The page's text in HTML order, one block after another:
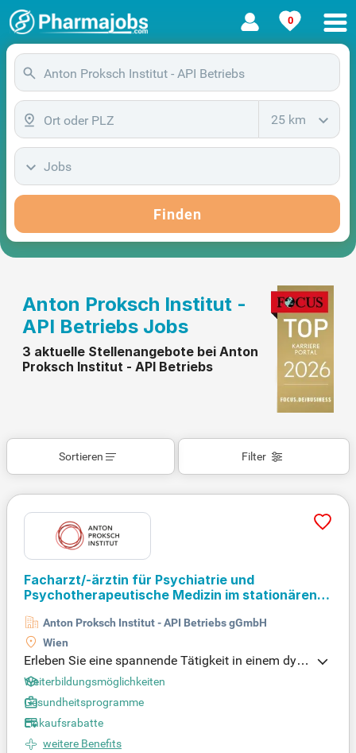
0
25 km
Jobs
Finden
Anton Proksch Institut -
API Betriebs Jobs
3 aktuelle Stellenangebote bei Anton
Proksch Institut - API Betriebs
Filter
Sortieren
Facharzt/-ärztin für Psychiatrie und
Psychotherapeutische Medizin im stationären
Anton Proksch Institut - API Betriebs gGmbH
Wien
Erleben Sie eine spannende Tätigkeit in einem dyn
amischen, interdisziplinären Team aus Medizin, Pfl
ege und Therapie. Profitieren Sie von umfangreich
en Weiterbildungsangeboten und persönlichen Ent
wicklungsmöglichkeiten sowie der Teilnahme an K
ongressen. Ihr neuer beruflicher Weg beginnt hier!
Weiterbildungsmöglichkeiten
Gesundheitsprogramme
Einkaufsrabatte
weitere Benefits